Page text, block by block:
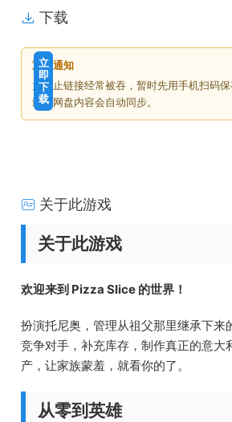
下载
下
载
价
格
免
费
立
即
下
载
重要通知
为防止链接经常被吞，暂时先用手机扫码
载，网盘内容会自动同步。
关于此游戏
关于此游戏
欢迎来到 Pizza Slice 的世界！
扮演托尼奥，管理从祖父那里继承下来
竞争对手，补充库存，制作真正的意大
产，让家族蒙羞，就看你的了。
从零到英雄